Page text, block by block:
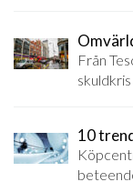
Från
10